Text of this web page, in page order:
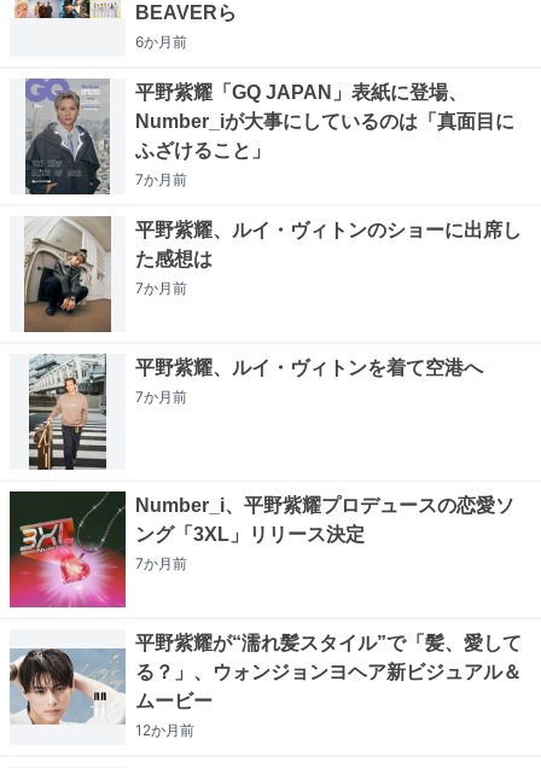
BEAVERら
6か月前
平野紫耀「GQ JAPAN」表紙に登場、
Number_iが大事にしているのは「真面目に
ふざけること」
7か月前
平野紫耀、ルイ・ヴィトンのショーに出席し
た感想は
7か月前
平野紫耀、ルイ・ヴィトンを着て空港へ
7か月前
Number_i、平野紫耀プロデュースの恋愛ソ
ング「3XL」リリース決定
7か月前
平野紫耀が“濡れ髪スタイル”で「髪、愛して
る？」、ウォンジョンヨヘア新ビジュアル＆
ムービー
12か月前